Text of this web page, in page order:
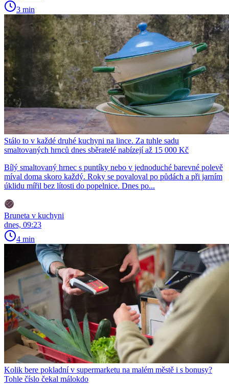
3 min
Stálo to v každé druhé kuchyni na lince. Za tuhle sadu
smaltovaných hrnců dnes sběratelé nabízejí až 15 000 Kč
Bílý smaltovaný hrnec s puntíky nebo v jednoduché barevné polevě
míval doma skoro každý. Roky se povaloval po půdách a při jarním
úklidu mířil bez lítosti do popelnice. Dnes po...
Bruneta v kuchyni
dnes, 09:23
4 min
Kolik bere pokladní v supermarketu na malém městě i s bonusy?
Tohle číslo čekal málokdo